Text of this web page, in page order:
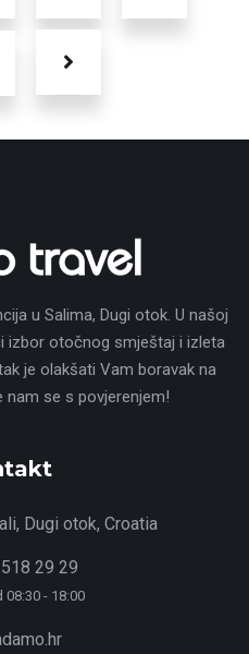
u Salima, Dugi otok. U našoj
izbor otočnog smještaj i izleta
je olakšati Vam boravak na
nam se s povjerenjem!
Dugi otok, Croatia
29 29
- 18:00